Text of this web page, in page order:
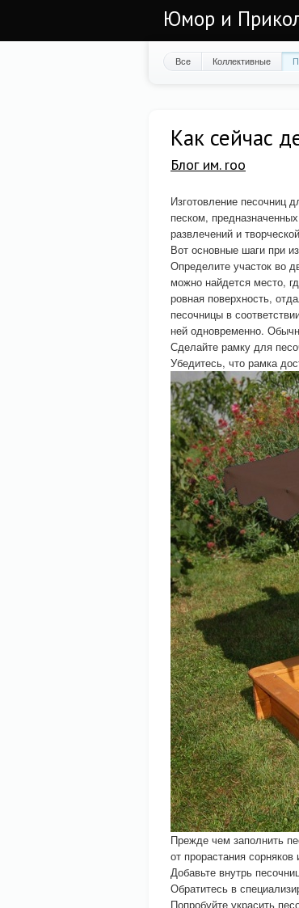
Юмор и
Все Коллективные
Как сейчас
Блог им. roo
Изготовление песочниц
песком,
развлечений и
Вот основные шаги при
Определите участок во
можно найдется место,
ровная поверхность,
песочницы в
ней одновременно.
Сделайте рамку для
Убедитесь, что рамка
Прежде чем заполнить
от прорастания
Добавьте внутрь
Обратитесь в
Попробуйте украсить